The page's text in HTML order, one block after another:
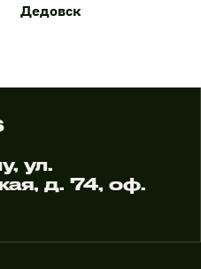
Дедовск
ул.
д. 74, оф.